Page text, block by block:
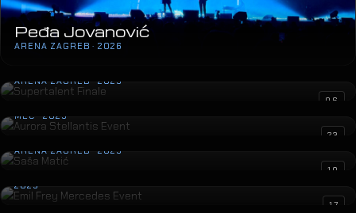
Peđa Jovanović
ARENA ZAGREB · 2026
ARENA ZAGREB · 2025
06
Aurora Stellantis Event
MEC · 2025
23
Saša Matić
ARENA ZAGREB · 2025
10
Emil Frey Mercedes Event
2025
17
Lepa Brena